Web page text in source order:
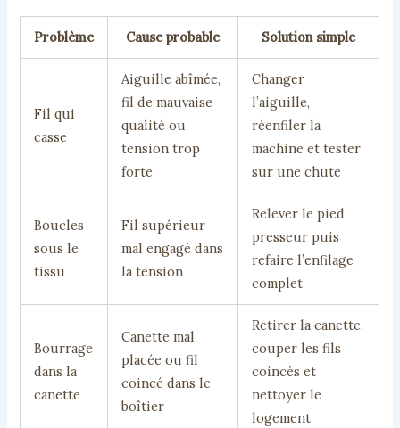
Problème Cause probable Solution simple
Fil qui
casse
Aiguille abîmée,
fil de mauvaise
qualité ou
tension trop
forte
Changer
l’aiguille,
réenfiler la
machine et tester
sur une chute
Boucles
sous le
tissu
Fil supérieur
mal engagé dans
la tension
Relever le pied
presseur puis
refaire l’enfilage
complet
Bourrage
dans la
canette
Canette mal
placée ou fil
coincé dans le
boîtier
Retirer la canette,
couper les fils
coincés et
nettoyer le
logement